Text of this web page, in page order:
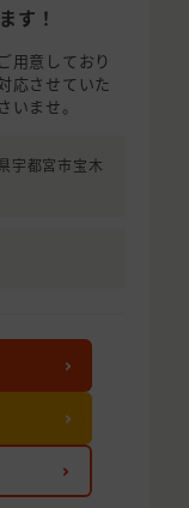
す！
用意しており
応させていた
ませ。
宇都宮市宝木